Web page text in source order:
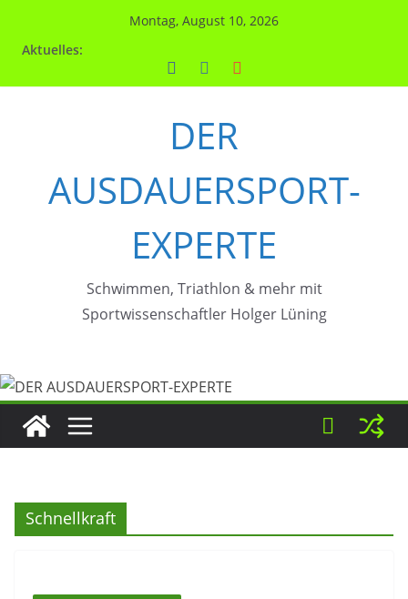
Montag, August 10, 2026
Aktuelles:
DER
AUSDAUERSPORT-
EXPERTE
Schwimmen, Triathlon & mehr mit
Sportwissenschaftler Holger Lüning
Schnellkraft